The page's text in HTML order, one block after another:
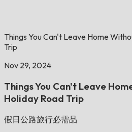
Things You Can't Leave Home
Trip
Nov 29, 2024
Things You Can't Leave
Holiday Road Trip
假日公路旅行必需品